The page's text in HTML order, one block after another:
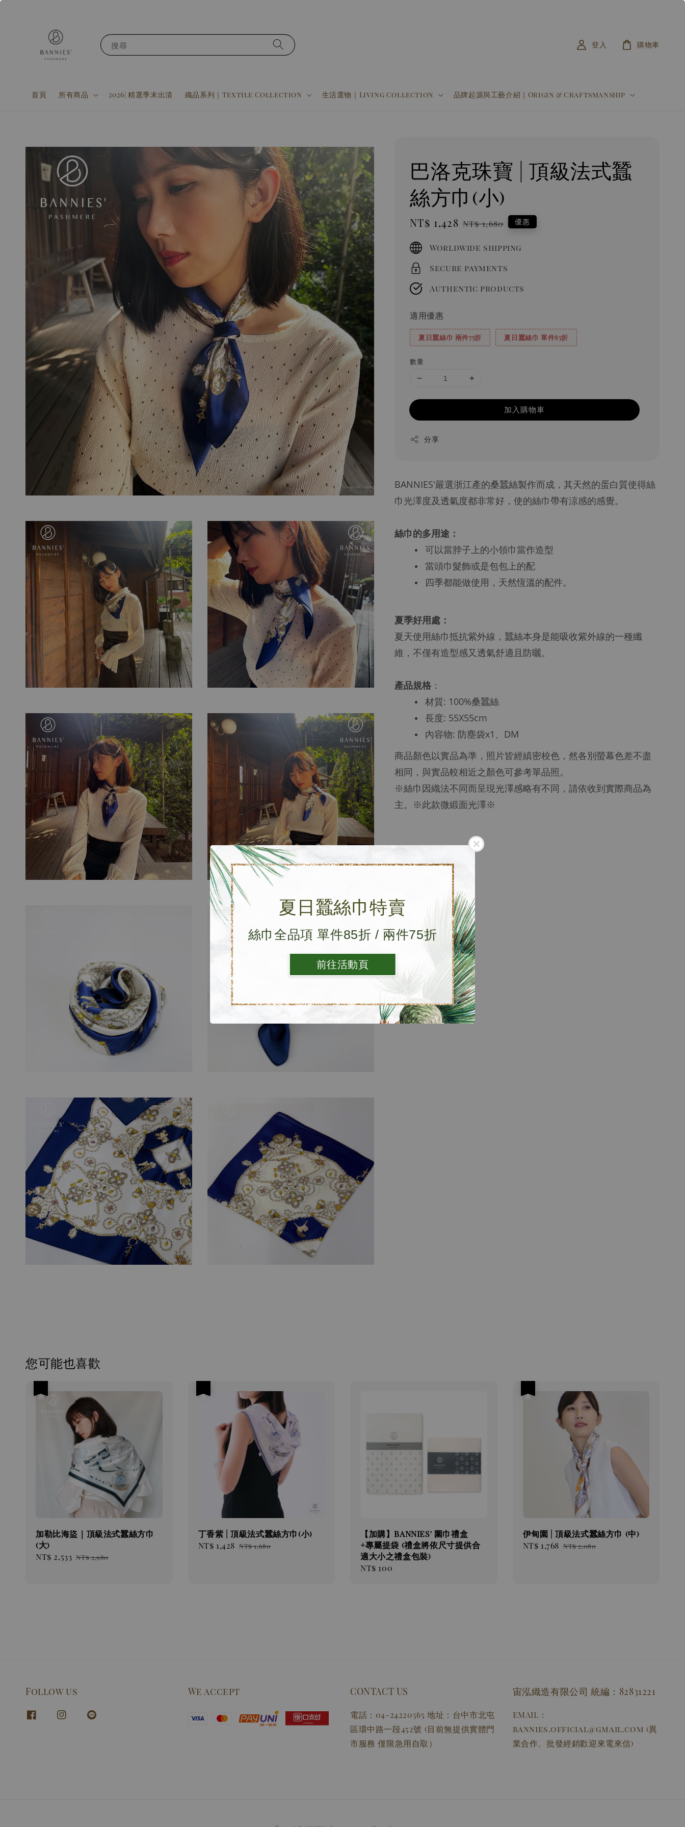
夏日蠶絲巾特賣
絲巾全品項 單件85折 / 兩件75折
前往活動頁
搜尋
首頁 所有商品 2026| 精選季末出清 織品系列｜Textile Collection 生活選物｜Living Collection 品牌起源與工藝介紹｜Origin & Craftsmanship
登入 購物車
巴洛克珠寶 | 頂級法式蠶
絲方巾(小)
Sale
NT$ 1,428 Regular
NT$ 1,680 優惠
Worldwide shipping
Secure payments
Authentic products
適用優惠
夏日蠶絲巾 兩件75折 夏日蠶絲巾 單件85折
數量
加入購物車
分享
BANNIES'嚴選浙江產的桑蠶絲製作而成，其天然的蛋白質使得絲
巾光澤度及透氣度都非常好，使的絲巾帶有涼感的感覺。
絲巾的多用途：
可以當脖子上的小領巾當作造型
當頭巾髮飾或是包包上的配
四季都能做使用，天然恆溫的配件。
夏季好用處：
夏天使用絲巾抵抗紫外線，蠶絲本身是能吸收紫外線的一種纖
維，不僅有造型感又透氣舒適且防曬。
產品規格 ：
材質: 100%桑蠶絲
長度: 55X55cm
內容物: 防塵袋x1、DM
商品顏色以實品為準，照片皆經縝密校色，然各別螢幕色差不盡
相同，與實品較相近之顏色可參考單品照。
※絲巾因織法不同而呈現光澤感略有不同，請依收到實際商品為
主。※此款微緞面光澤※
您可能也喜歡
加勒比海盜｜頂級法式蠶絲方巾
(大)
Sale
NT$ 2,533 Regular
NT$ 2,980
丁香紫 | 頂級法式蠶絲方巾(小)
Sale
NT$ 1,428 Regular
NT$ 1,680
【加購】BANNIES' 圍巾禮盒
+專屬提袋 (禮盒將依尺寸提供合
適大小之禮盒包裝)
Regular
NT$ 100
伊甸園 | 頂級法式蠶絲方巾 (中)
Sale
NT$ 1,768 Regular
NT$ 2,080
Follow us We accept CONTACT US
電話：04-24220565 地址：台中市北屯
區環中路一段452號 (目前無提供實體門
市服務 僅限急用自取）
宙泓織造有限公司 統編：82831221
EMAIL：
bannies.official@gmail.com (異
業合作、批發經銷歡迎來電來信)